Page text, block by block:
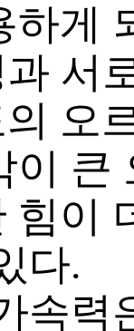
하게
과 서
오
이 큰
힘이
다.
속력